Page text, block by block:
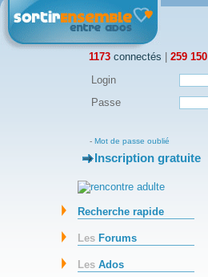
1173 connectés | 259 150
Login
Passe
- Mot de passe oublié
-Inscription gratuite
Recherche rapide
Les Forums
LesAdos